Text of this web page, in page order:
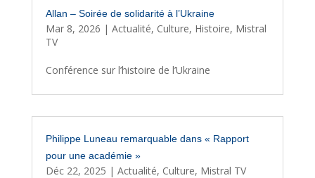
Allan – Soirée de solidarité à l’Ukraine
Mar 8, 2026 | Actualité, Culture, Histoire, Mistral
TV
Conférence sur l’histoire de l’Ukraine
Philippe Luneau remarquable dans « Rapport
pour une académie »
Déc 22, 2025 | Actualité, Culture, Mistral TV